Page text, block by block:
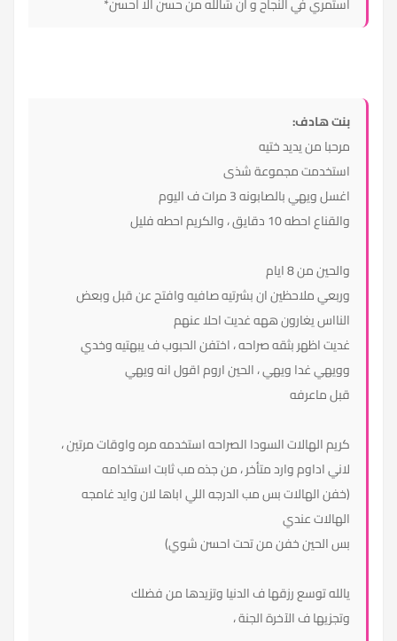
بنت هادف:
مرحبا من يديد ختيه
استخدمت مجموعة شذى
اغسل ويهي بالصابونه 3 مرات ف اليوم
والقناع احطه 10 دقايق ، والكريم احطه فليل
والحين من 8 ايام
وربعي ملاحظين ان بشرتيه صافيه وافتح عن قبل وبعض
النااس يغارون ههه غديت احلا عنهم
غديت اظهر بثقه صراحه ، اختفن الحبوب ف يبهتيه وخدي
وويهي غدا ويهي ، الحين اروم اقول انه ويهي
قبل ماعرفه
كريم الهالات السودا الصراحه استخدمه مره واوقات مرتين ،
لاني اداوم وارد متأخر ، من جذه مب ثابت استخدامه
(خفن الهالات بس مب الدرجه اللي اباها لان وايد غامجه
الهالات عندي
بس الحين خفن من تحت احسن شوي)
يالله توسع رزقها ف الدنيا وتزيدها من فضلك
وتجزيها ف الآخرة الجنة ،